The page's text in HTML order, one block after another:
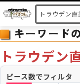
HOME
ヘルプ
キーワード
トラウデン
ピース数でフィルタ